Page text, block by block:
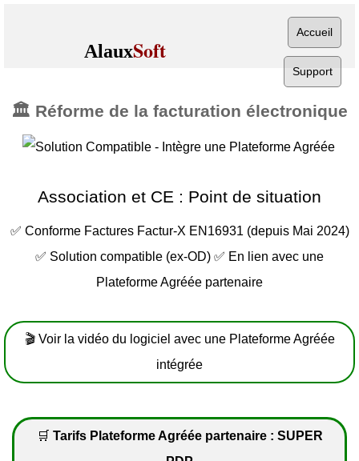
AlauxSoft
Accueil
Support
🏛️ Réforme de la facturation électronique
Association et CE : Point de situation
✅ Conforme Factures Factur-X EN16931 (depuis Mai 2024)
✅ Solution compatible (ex-OD) ✅ En lien avec une
Plateforme Agréée partenaire
🎬 Voir la vidéo du logiciel avec une Plateforme Agréée
intégrée
🛒 Tarifs Plateforme Agréée partenaire : SUPER